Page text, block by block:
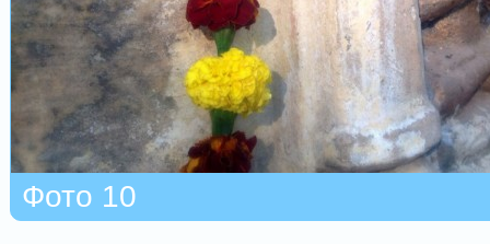
Фото 10